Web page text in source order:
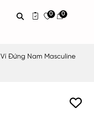
0 0
Ví Đứng Nam Masculine